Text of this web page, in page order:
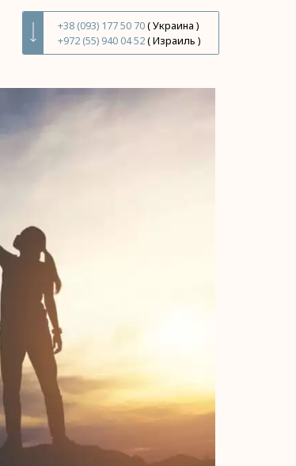
+38 (093) 177 50 70( Украина )
+972 (55) 940 04 52( Израиль )